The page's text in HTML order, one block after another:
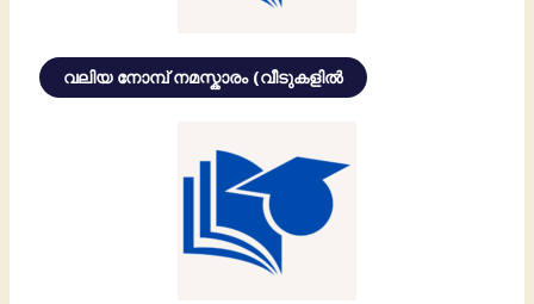
വലിയ നോമ്പ് നമസ്കാരം (വീടുകളിൽ